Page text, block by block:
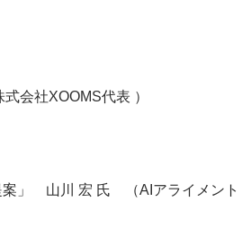
社XOOMS代表 ）
案」 山川 宏 氏 （AIアライメント